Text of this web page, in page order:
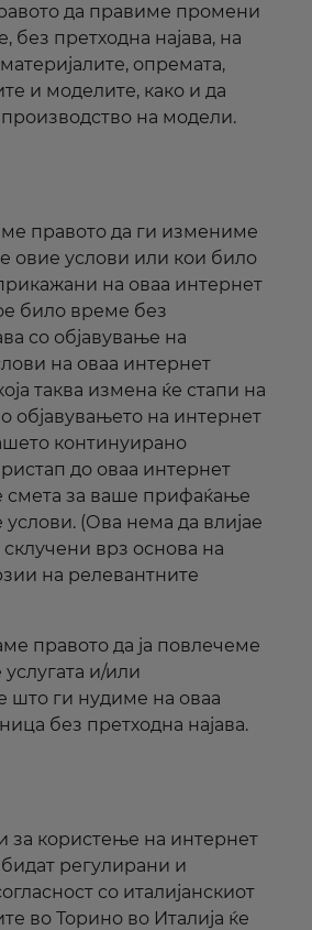
да правиме промени
без претходна најава, на
опремата,
и моделите, како и да
на модели.
правото да ги измениме
овие услови или кои било
на оваа интернет
било време без
со објавување на
на оваа интернет
таква измена ќе стапи на
објавувањето на интернет
континуирано
до оваа интернет
смета за ваше прифаќање
(Ова нема да влијае
врз основа на
на релевантните
правото да ја повлечеме
и/или
што ги нудиме на оваа
без претходна најава.
за користење на интернет
регулирани и
со италијанскиот
во Торино во Италија ќе